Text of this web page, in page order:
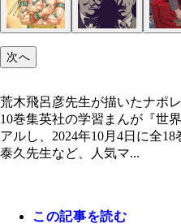
集英社 児童書編集
豪華メンバーが描
左が2002年に出た
アルされた『世界
次へ
荒木飛呂彦先生が描いたナポ
10巻集英社の学習まんが『世
アルし、2024年10月4日に全
泰久先生など、人気マ...
この記事を読む